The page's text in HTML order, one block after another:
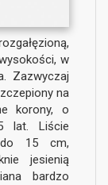
w
Zazwyczaj
na
korony, o
lat. Liście
do 15 cm,
jesienią
bardzo